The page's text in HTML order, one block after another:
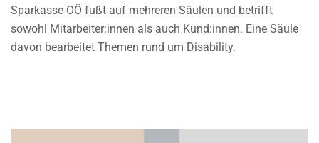
Sparkasse OÖ fußt auf mehreren Säulen und betrifft
sowohl Mitarbeiter:innen als auch Kund:innen. Eine Säule
davon bearbeitet Themen rund um Disability.